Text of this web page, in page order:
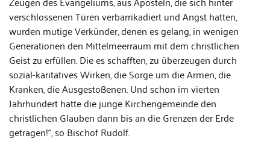
verschlossenen Türen verbarrikadiert und Angst hatten,
wurden mutige Verkünder, denen es gelang, in wenigen
Generationen den Mittelmeerraum mit dem christlichen
Geist zu erfüllen. Die es schafften, zu überzeugen durch
sozial-karitatives Wirken, die Sorge um die Armen, die
Kranken, die Ausgestoßenen. Und schon im vierten
Jahrhundert hatte die junge Kirchengemeinde den
christlichen Glauben dann bis an die Grenzen der Erde
getragen!“, so Bischof Rudolf.